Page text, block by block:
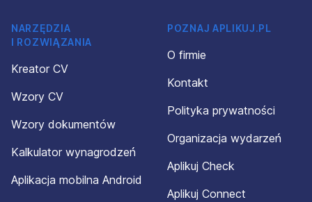
NARZĘDZIA
I ROZWIĄZANIA
Kreator CV
Wzory CV
Wzory dokumentów
Kalkulator wynagrodzeń
Aplikacja mobilna Android
POZNAJ APLIKUJ.PL
O firmie
Kontakt
Polityka prywatności
Organizacja wydarzeń
Aplikuj Check
Aplikuj Connect